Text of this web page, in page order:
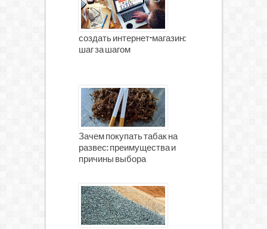
создать интернет-магазин:
шаг за шагом
Зачем покупать табак на
развес: преимущества и
причины выбора